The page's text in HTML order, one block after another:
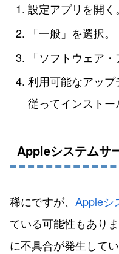
設定アプリを開く。
「一般」を選択。
「ソフトウェア
利用可能なアッ
従ってインストー
Appleシステムサ
稀にですが、 Appleシ
ている可能性もあり
に不具合が発生して